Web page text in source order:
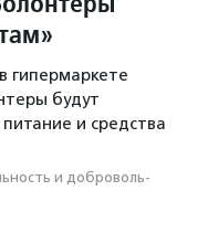
гипермаркете
будут
и средства
и доброволь­